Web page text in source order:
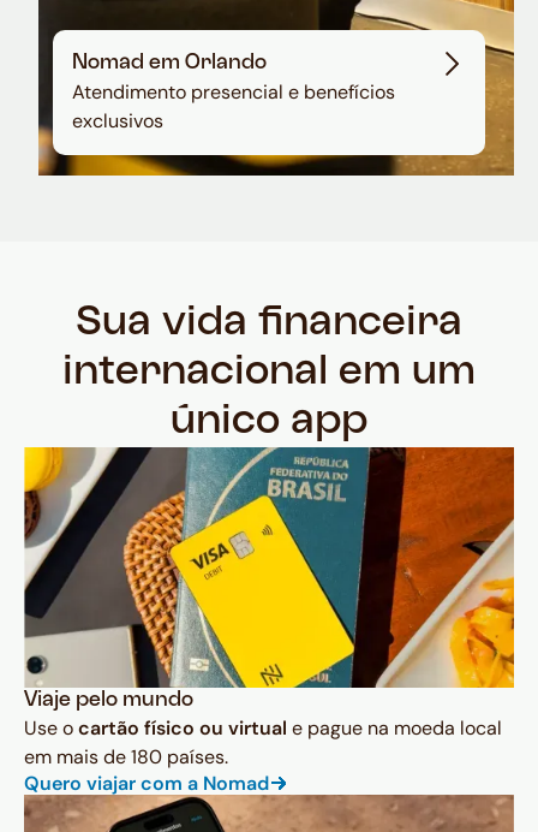
Nomad em Orlando
Atendimento presencial e benefícios
exclusivos
Sua vida financeira
internacional em um
único app
Viaje pelo mundo
Use ocartão físico ou virtual e pague na moeda local
em mais de 180 países.
Quero viajar com a Nomad